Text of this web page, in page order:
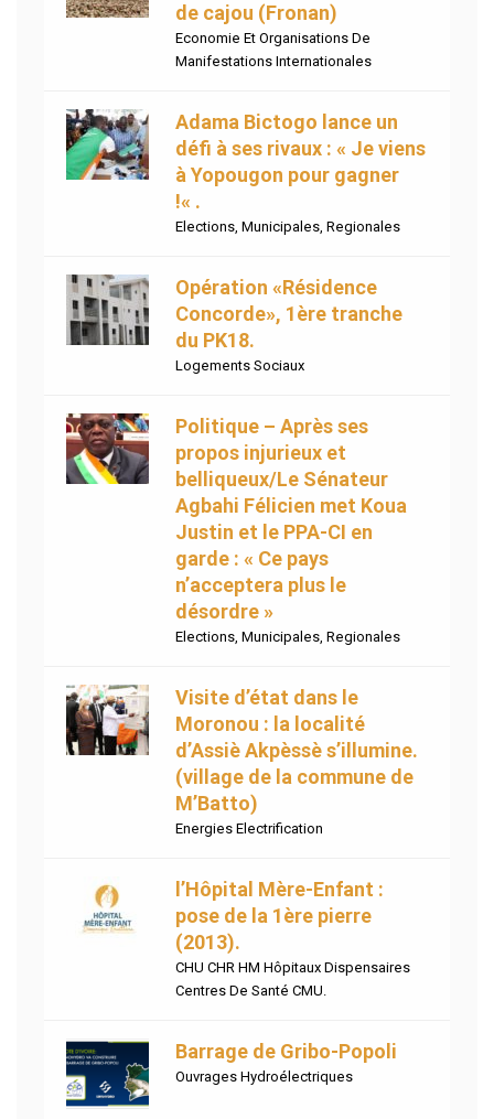
de cajou (Fronan)
Economie Et Organisations De
Manifestations Internationales
Adama Bictogo lance un
défi à ses rivaux : « Je viens
à Yopougon pour gagner
!« .
Elections, Municipales, Regionales
Opération «Résidence
Concorde», 1ère tranche
du PK18.
Logements Sociaux
Politique – Après ses
propos injurieux et
belliqueux/Le Sénateur
Agbahi Félicien met Koua
Justin et le PPA-CI en
garde : « Ce pays
n’acceptera plus le
désordre »
Elections, Municipales, Regionales
Visite d’état dans le
Moronou : la localité
d’Assiè Akpèssè s’illumine.
(village de la commune de
M’Batto)
Energies Electrification
l’Hôpital Mère-Enfant :
pose de la 1ère pierre
(2013).
CHU CHR HM Hôpitaux Dispensaires
Centres De Santé CMU.
Barrage de Gribo-Popoli
Ouvrages Hydroélectriques